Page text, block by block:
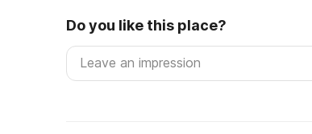
Do you like this place?